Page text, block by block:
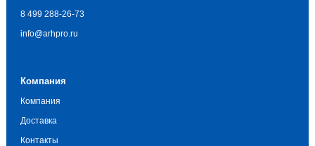
8 499 288-26-73
info@arhpro.ru
Компания
Компания
Доставка
Контакты